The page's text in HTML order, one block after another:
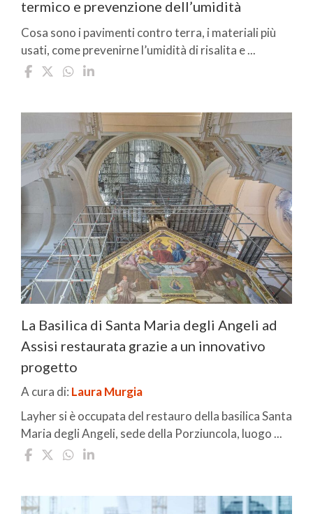
termico e prevenzione dell’umidità
Cosa sono i pavimenti contro terra, i materiali più
usati, come prevenirne l’umidità di risalita e ...
La Basilica di Santa Maria degli Angeli ad
Assisi restaurata grazie a un innovativo
progetto
A cura di: Laura Murgia
Layher si è occupata del restauro della basilica Santa
Maria degli Angeli, sede della Porziuncola, luogo ...